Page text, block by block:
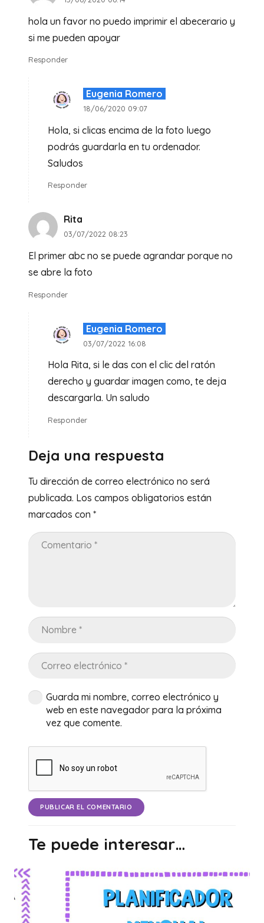
hola un favor no puedo imprimir el abecerario y
si me pueden apoyar
Responder
Eugenia Romero
18/06/2020 09:07
Hola, si clicas encima de la foto luego
podrás guardarla en tu ordenador.
Saludos
Responder
Rita
03/07/2022 08:23
El primer abc no se puede agrandar porque no
se abre la foto
Responder
Eugenia Romero
03/07/2022 16:08
Hola Rita, si le das con el clic del ratón
derecho y guardar imagen como, te deja
descargarla. Un saludo
Responder
Deja una respuesta
Tu dirección de correo electrónico no será
publicada. Los campos obligatorios están
marcados con *
Guarda mi nombre, correo electrónico y
web en este navegador para la próxima
vez que comente.
PUBLICAR EL COMENTARIO
Te puede interesar…